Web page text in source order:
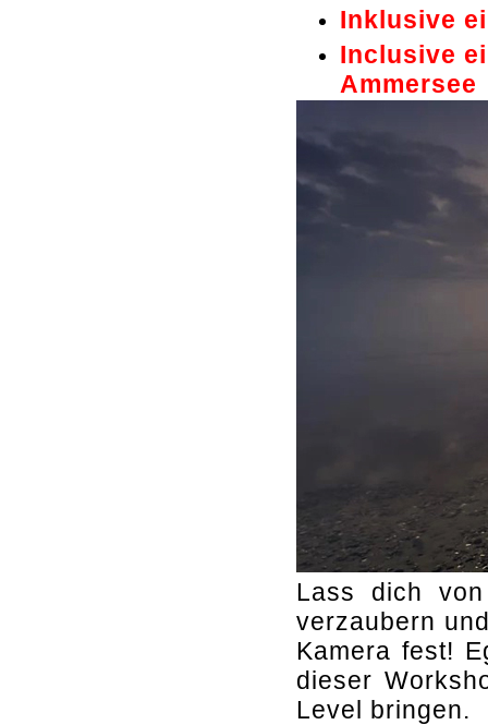
Inklusive
Inclusive
Ammersee
Lass dich
verzaubern
Kamera fest!
dieser
Level bringen.